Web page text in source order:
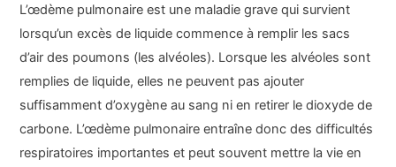
L’œdème pulmonaire est une maladie grave qui survient
lorsqu’un excès de liquide commence à remplir les sacs
d’air des poumons (les alvéoles). Lorsque les alvéoles sont
remplies de liquide, elles ne peuvent pas ajouter
suffisamment d’oxygène au sang ni en retirer le dioxyde de
carbone. L’œdème pulmonaire entraîne donc des difficultés
respiratoires importantes et peut souvent mettre la vie en